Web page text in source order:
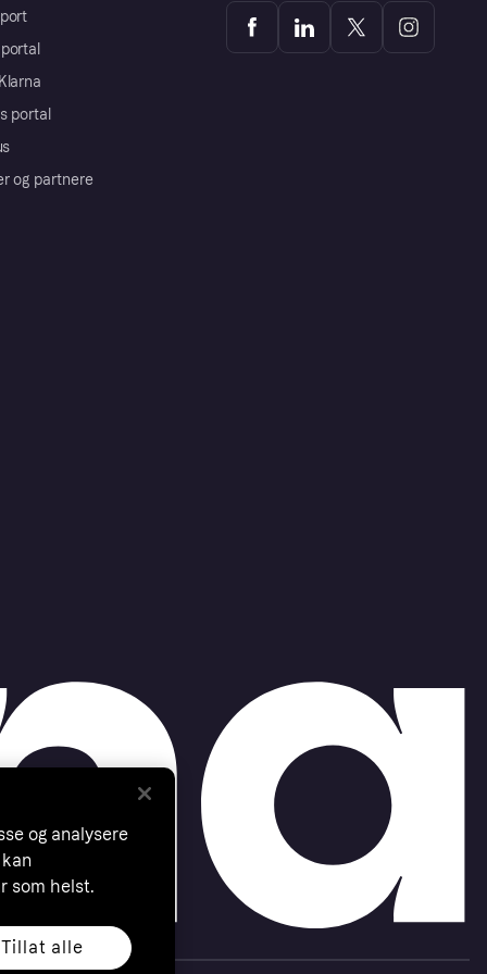
portal
og partnere
og analysere
som helst.
Tillat alle